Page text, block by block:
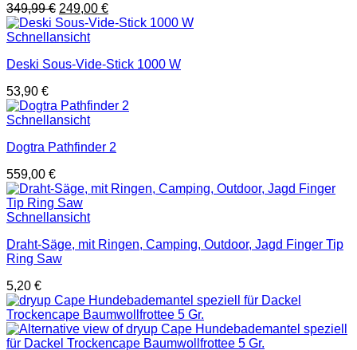
349,99€ Ursprünglicher
Preis
war:
249,00 €Aktueller
Preis
Schnellansicht
Deski Sous-Vide-Stick 1000 W
53,90 €
Schnellansicht
Dogtra Pathfinder 2
559,00 €
Schnellansicht
Draht-Säge, mit Ringen, Camping, Outdoor, Jagd Finger Tip
Ring Saw
5,20 €